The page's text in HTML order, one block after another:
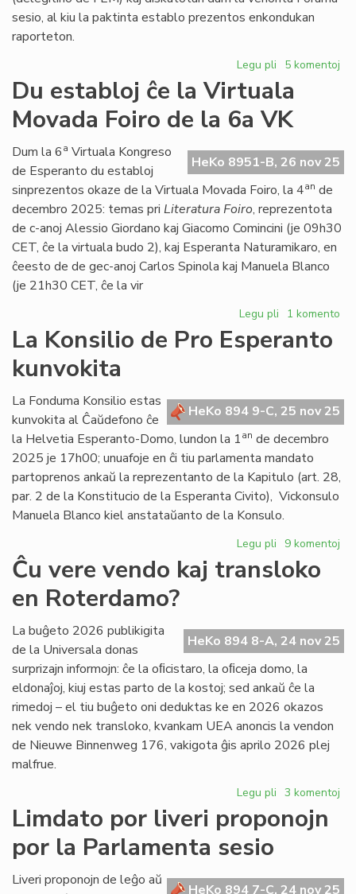
sesio, al kiu la paktinta establo prezentos enkondukan
raporteton.
Legu pli pri
Propono
de
Foruma
rezolucio
pri
la
Oka
de
Marto
5 komentoj
Du establoj ĉe la Virtuala
Movada Foiro de la 6a VK
HeKo 8951-B, 26 nov 25
Dum la 6a Virtuala Kongreso
de Esperanto du establoj
sinprezentos okaze de la Virtuala Movada Foiro, la 4an de
decembro 2025: temas pri Literatura Foiro, reprezentota
de c-anoj Alessio Giordano kaj Giacomo Comincini (je 09h30
CET, ĉe la virtuala budo 2), kaj Esperanta Naturamikaro, en
ĉeesto de de gec-anoj Carlos Spinola kaj Manuela Blanco
(je 21h30 CET, ĉe la vir
Legu pli pri
establoj
Virtuala
Movada
Foiro
de
la
6a
VK
1 komento
La Konsilio de Pro Esperanto
kunvokita
HeKo 894 9-C, 25 nov 25
La Fonduma Konsilio estas
kunvokita al Ĉaŭdefono ĉe
la Helvetia Esperanto-Domo, lundon la 1an de decembro
2025 je 17h00; unuafoje en ĉi tiu parlamenta mandato
partoprenos ankaŭ la reprezentanto de la Kapitulo (art. 28,
par. 2 de la Konstitucio de la Esperanta Civito), Vickonsulo
Manuela Blanco kiel anstataŭanto de la Konsulo.
Legu pli pri
La
Konsilio
Esperanto
kunvokita
9 komentoj
Ĉu vere vendo kaj transloko
en Roterdamo?
HeKo 894 8-A, 24 nov 25
La buĝeto 2026 publikigita
de la Universala donas
surprizajn informojn: ĉe la oﬁcistaro, la oﬁceja domo, la
eldonaĵoj, kiuj estas parto de la kostoj; sed ankaŭ ĉe la
rimedoj – el tiu buĝeto oni deduktas ke en 2026 okazos
nek vendo nek transloko, kvankam UEA anoncis la vendon
de Nieuwe Binnenweg 176, vakigota ĝis aprilo 2026 plej
malfrue.
Legu pli pri
vere
transloko
3 komentoj
Limdato por liveri proponojn
por la Parlamenta sesio
HeKo 894 7-C, 24 nov 25
Liveri proponojn de leĝo aŭ